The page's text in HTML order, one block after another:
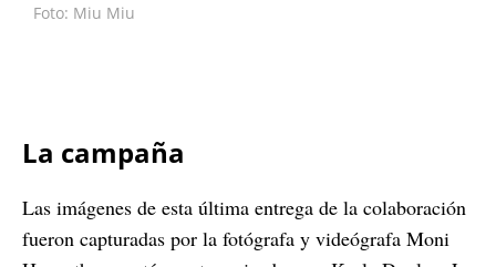
Foto: Miu Miu
La campaña
Las imágenes de esta última entrega de la colaboración
fueron capturadas por la fotógrafa y videógrafa Moni